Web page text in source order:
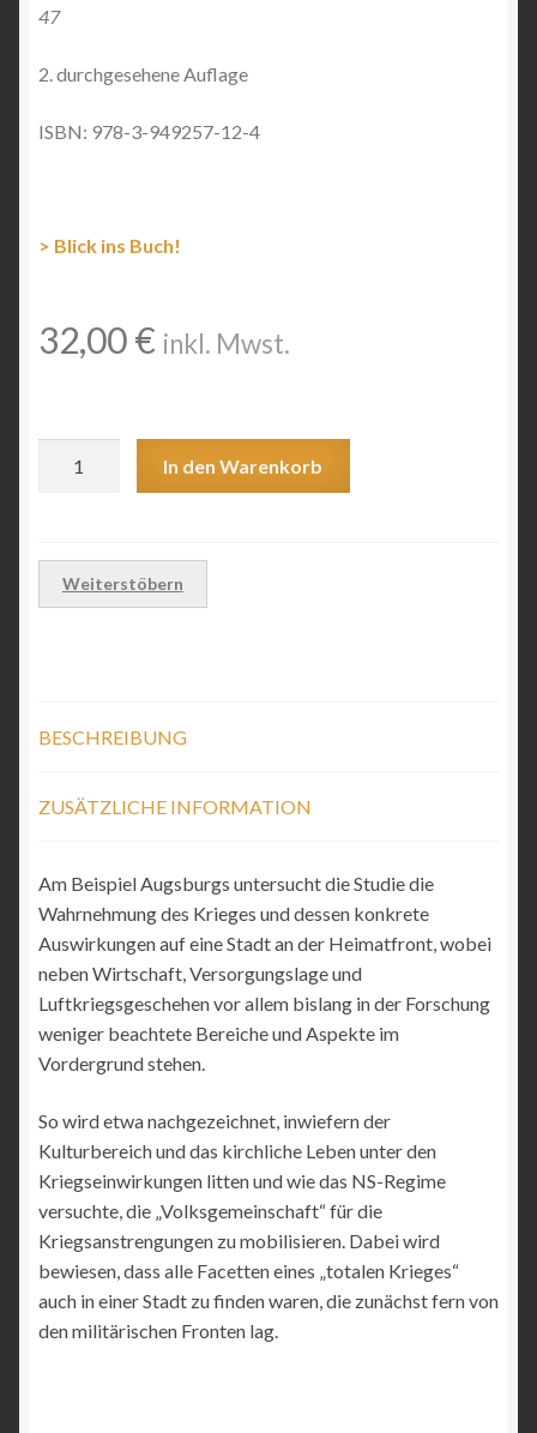
47
2. durchgesehene Auflage
ISBN: 978-3-949257-12-4
> Blick ins Buch!
32,00€ inkl. Mwst.
durchgesehene
Auflage
In den Warenkorb
Weiterstöbern
BESCHREIBUNG
ZUSÄTZLICHE INFORMATION
Am Beispiel Augsburgs untersucht die Studie die
Wahrnehmung des Krieges und dessen konkrete
Auswirkungen auf eine Stadt an der Heimatfront, wobei
neben Wirtschaft, Versorgungslage und
Luftkriegsgeschehen vor allem bislang in der Forschung
weniger beachtete Bereiche und Aspekte im
Vordergrund stehen.
So wird etwa nachgezeichnet, inwiefern der
Kulturbereich und das kirchliche Leben unter den
Kriegseinwirkungen litten und wie das NS-Regime
versuchte, die „Volksgemeinschaft“ für die
Kriegsanstrengungen zu mobilisieren. Dabei wird
bewiesen, dass alle Facetten eines „totalen Krieges“
auch in einer Stadt zu finden waren, die zunächst fern von
den militärischen Fronten lag.